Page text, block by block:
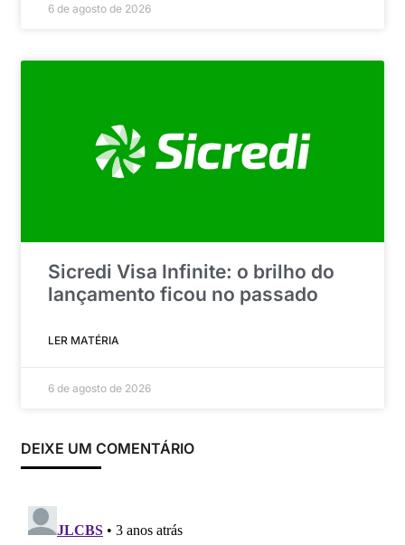
6 de agosto de 2026
Sicredi Visa Infinite: o brilho do
lançamento ficou no passado
LER MATÉRIA
6 de agosto de 2026
DEIXE UM COMENTÁRIO